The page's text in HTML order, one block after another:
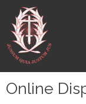
para
conteúdo
Online